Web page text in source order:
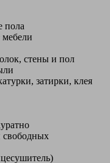
пола
стены и пол
затирки, клея
свободных